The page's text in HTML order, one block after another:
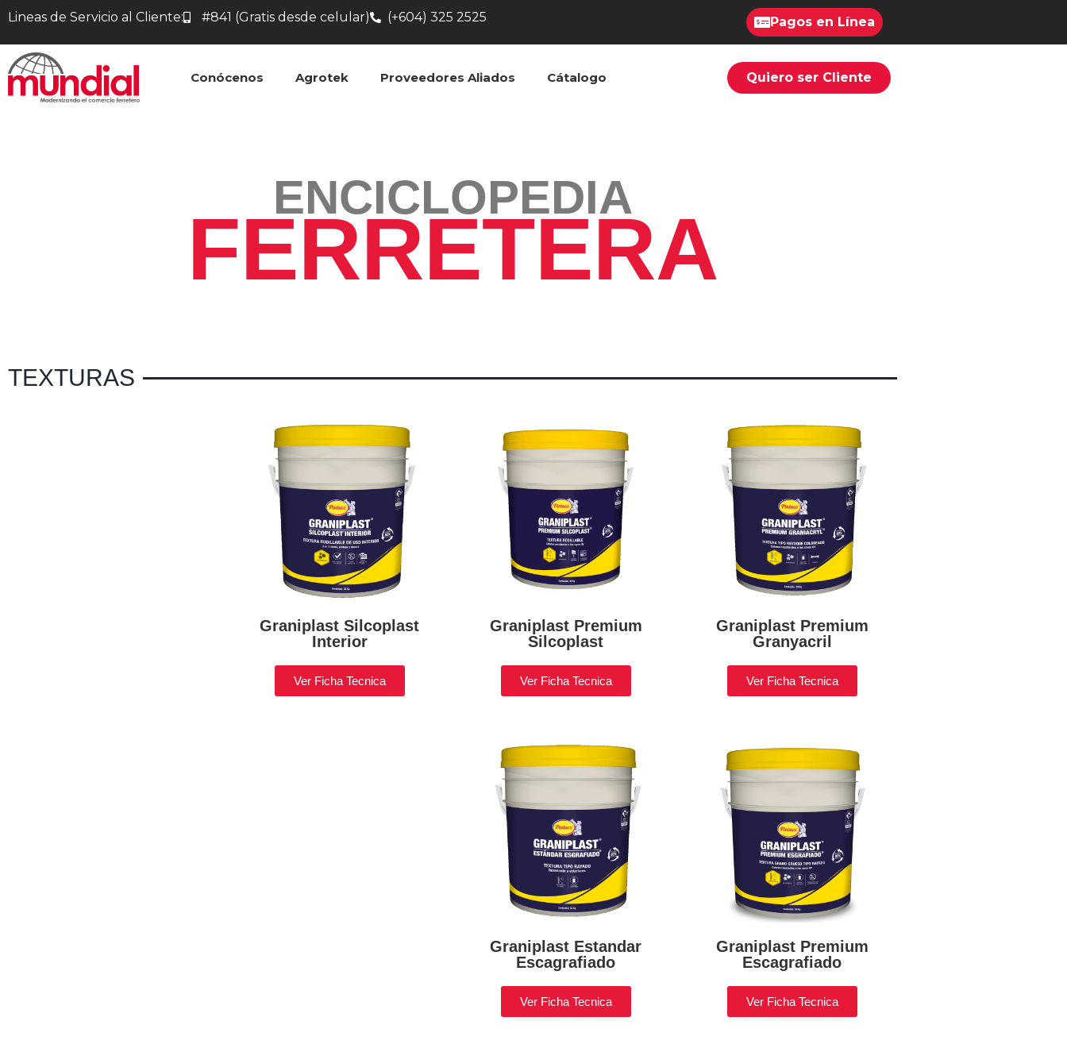
Lineas de Servicio al Cliente: #841 (Gratis desde celular) (+604) 325 2525 Pagos en Línea
Conócenos Agrotek Proveedores Aliados Cátalogo Quiero ser Cliente
ENCICLOPEDIA
FERRETERA
TEXTURAS
Graniplast Silcoplast
Interior
Ver Ficha Tecnica
Graniplast Premium
Silcoplast
Ver Ficha Tecnica
Graniplast Premium
Granyacril
Ver Ficha Tecnica
Graniplast Estandar
Escagrafiado
Ver Ficha Tecnica
Graniplast Premium
Escagrafiado
Ver Ficha Tecnica